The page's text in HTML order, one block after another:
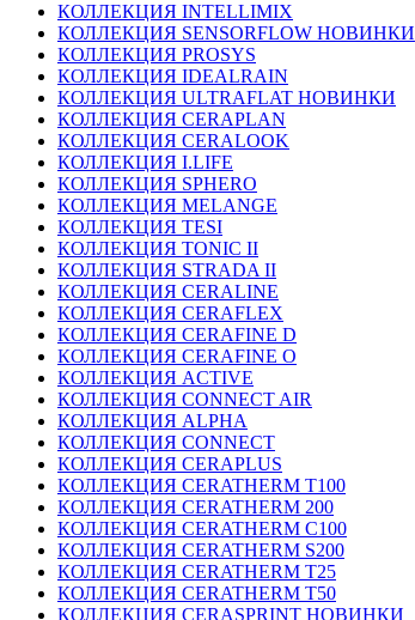
КОЛЛЕКЦИЯ INTELLIMIX
КОЛЛЕКЦИЯ SENSORFLOW НОВИНКИ
КОЛЛЕКЦИЯ PROSYS
КОЛЛЕКЦИЯ IDEALRAIN
КОЛЛЕКЦИЯ ULTRAFLAT НОВИНКИ
КОЛЛЕКЦИЯ CERAPLAN
КОЛЛЕКЦИЯ CERALOOK
КОЛЛЕКЦИЯ I.LIFE
КОЛЛЕКЦИЯ SPHERO
КОЛЛЕКЦИЯ MELANGE
КОЛЛЕКЦИЯ TESI
КОЛЛЕКЦИЯ TONIC II
КОЛЛЕКЦИЯ STRADA II
КОЛЛЕКЦИЯ CERALINE
КОЛЛЕКЦИЯ CERAFLEX
КОЛЛЕКЦИЯ CERAFINE D
КОЛЛЕКЦИЯ CERAFINE O
КОЛЛЕКЦИЯ ACTIVE
КОЛЛЕКЦИЯ CONNECT AIR
КОЛЛЕКЦИЯ ALPHA
КОЛЛЕКЦИЯ CONNECT
КОЛЛЕКЦИЯ CERAPLUS
КОЛЛЕКЦИЯ CERATHERM T100
КОЛЛЕКЦИЯ CERATHERM 200
КОЛЛЕКЦИЯ CERATHERM C100
КОЛЛЕКЦИЯ CERATHERM S200
КОЛЛЕКЦИЯ CERATHERM T25
КОЛЛЕКЦИЯ CERATHERM T50
КОЛЛЕКЦИЯ CERASPRINT НОВИНКИ